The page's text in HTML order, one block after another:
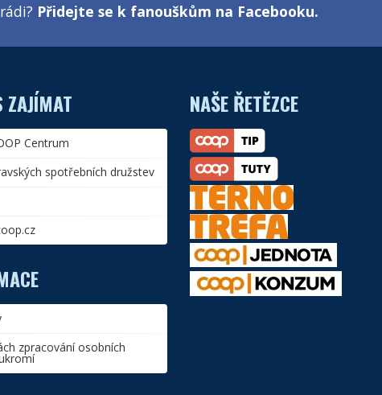
Přidejte se k fanouškům na Facebooku.
ZAJÍMAT
Centrum
spotřebních družstev
zpracování osobních
NAŠE ŘETĚZCE